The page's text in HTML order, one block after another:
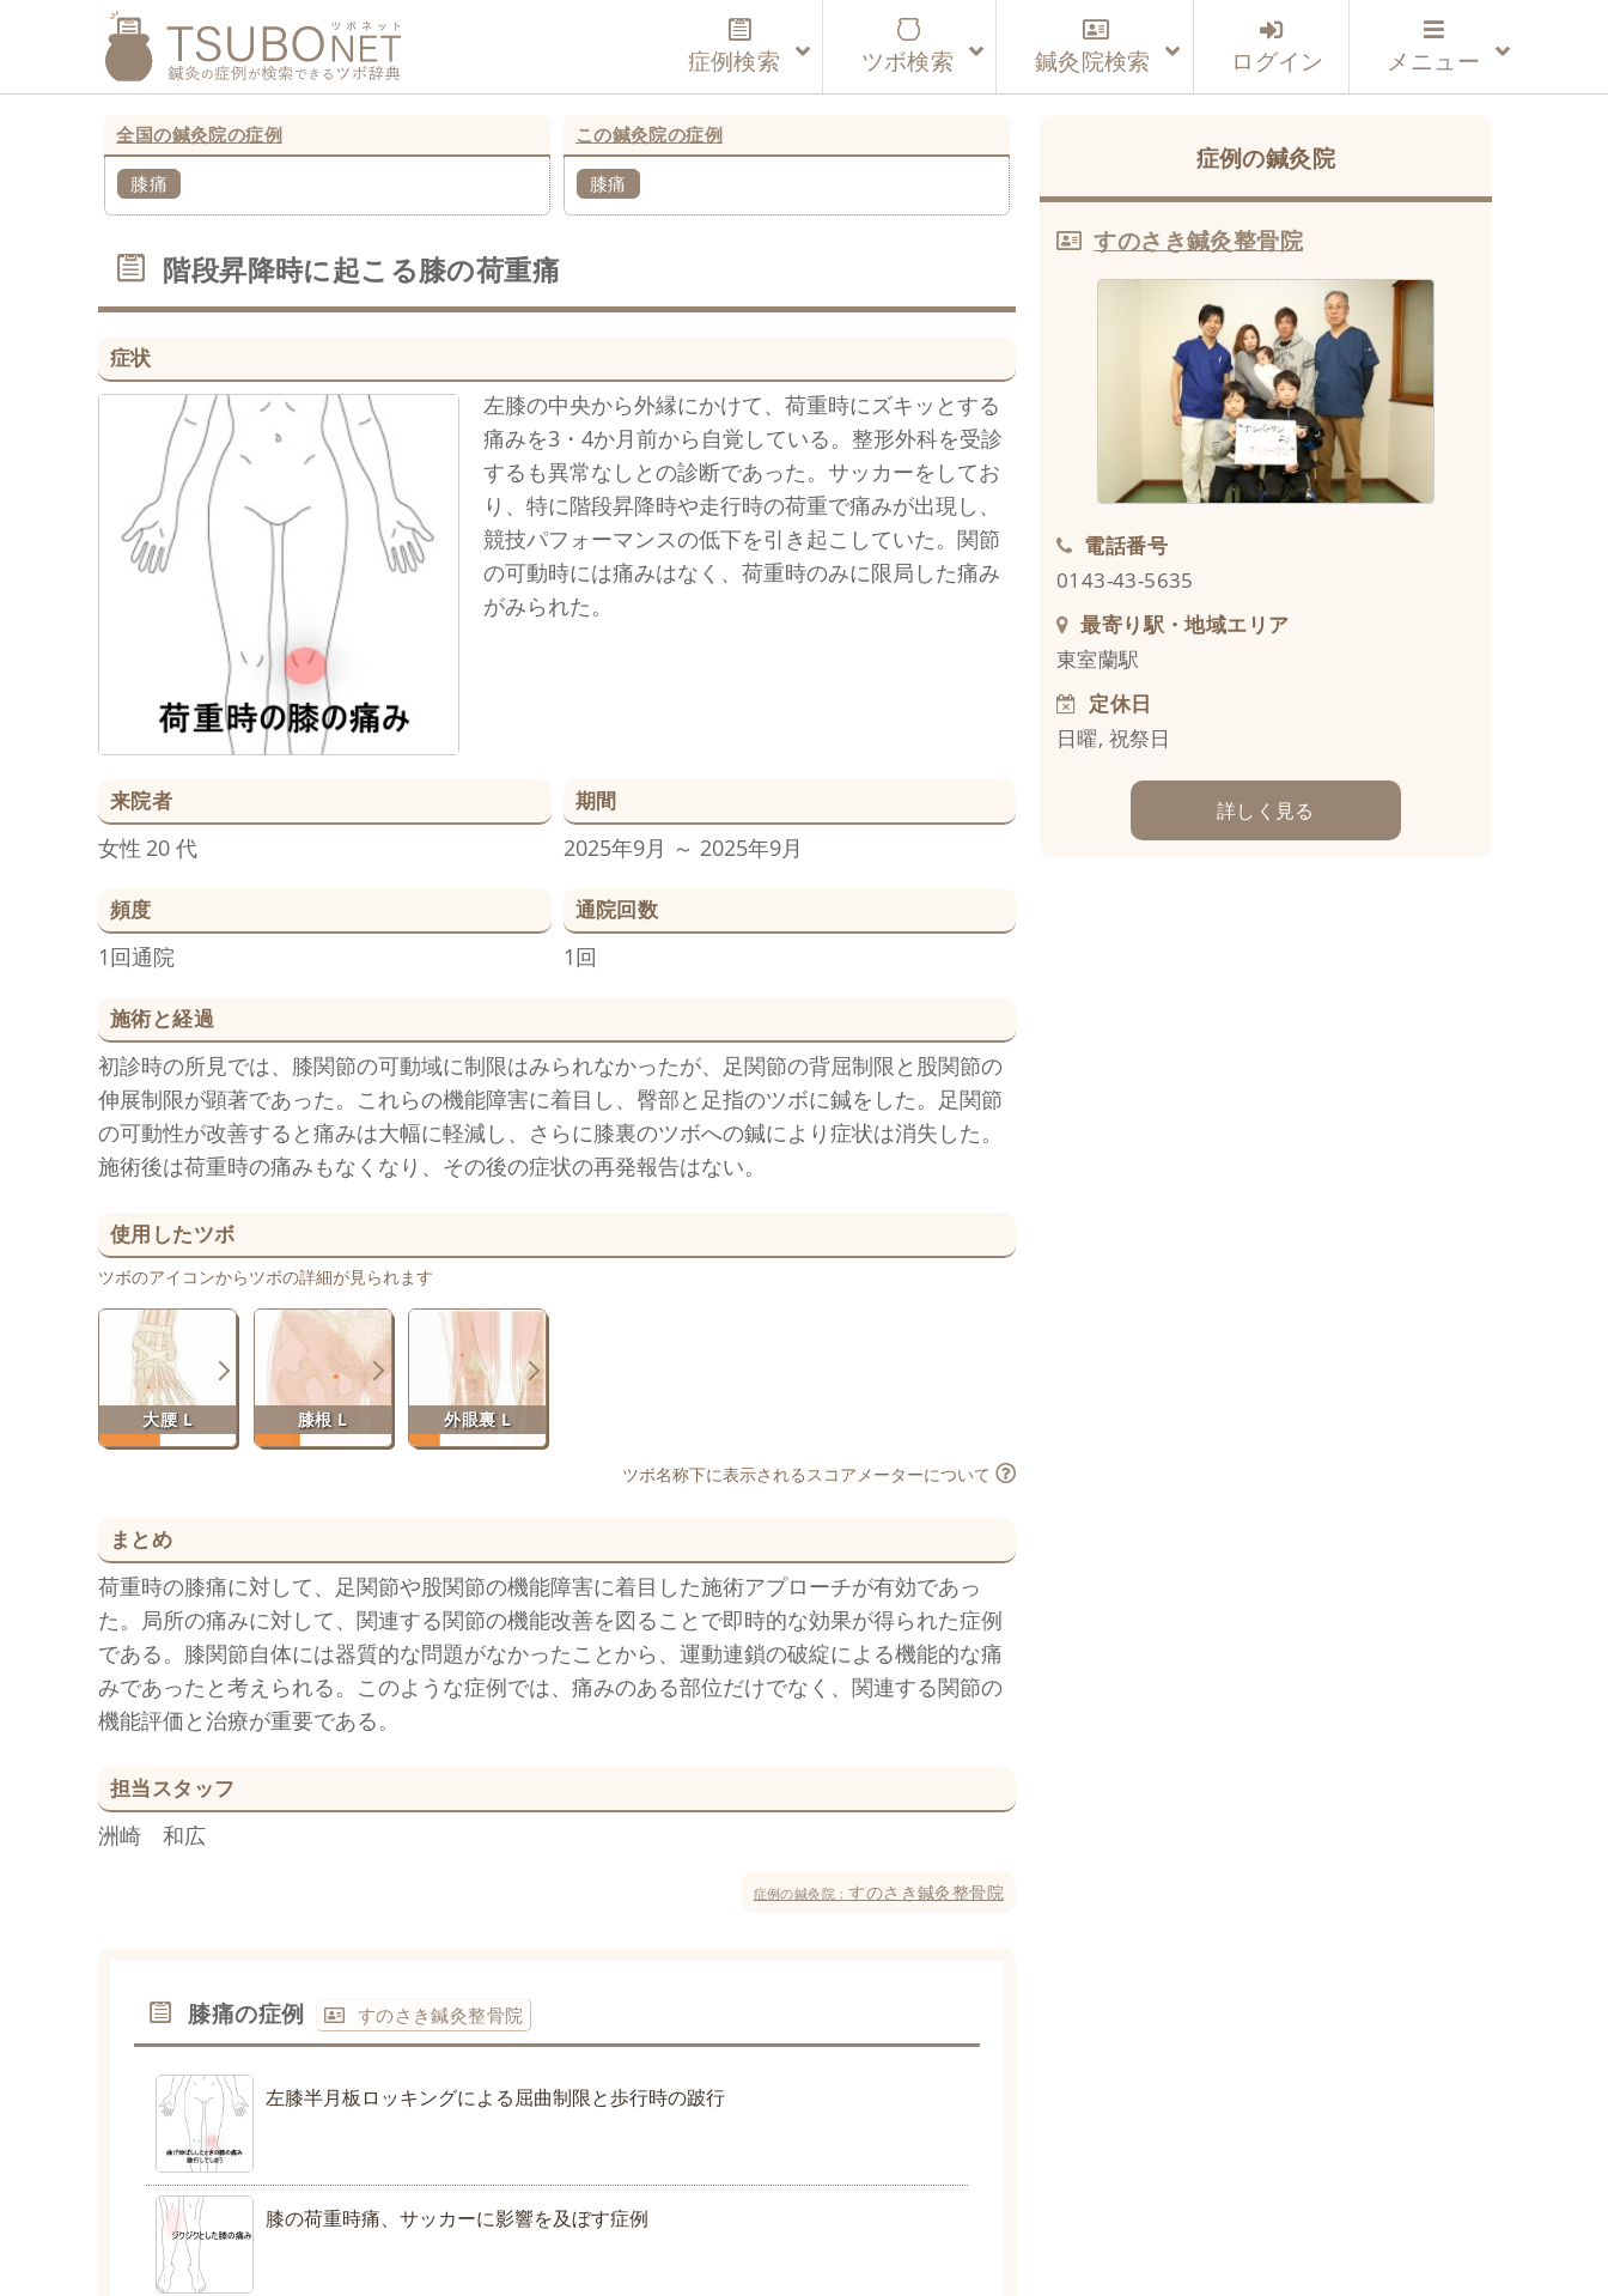
症例検索 ツボ検索 鍼灸院検索 ログイン メニュー
全国の鍼灸院の症例
膝痛
この鍼灸院の症例
膝痛
階段昇降時に起こる膝の荷重痛
症状
左膝の中央から外縁にかけて、荷重時にズキッとする
痛みを3・4か月前から自覚している。整形外科を受診
するも異常なしとの診断であった。サッカーをしてお
り、特に階段昇降時や走行時の荷重で痛みが出現し、
競技パフォーマンスの低下を引き起こしていた。関節
の可動時には痛みはなく、荷重時のみに限局した痛み
がみられた。
来院者
女性 20 代
期間
2025年9月 ～ 2025年9月
頻度
1回通院
通院回数
1回
施術と経過
初診時の所見では、膝関節の可動域に制限はみられなかったが、足関節の背屈制限と股関節の
伸展制限が顕著であった。これらの機能障害に着目し、臀部と足指のツボに鍼をした。足関節
の可動性が改善すると痛みは大幅に軽減し、さらに膝裏のツボへの鍼により症状は消失した。
施術後は荷重時の痛みもなくなり、その後の症状の再発報告はない。
使用したツボ
ツボのアイコンからツボの詳細が見られます
大腰 L 膝根 L 外眼裏 L
ツボ名称下に表示されるスコアメーターについて
まとめ
荷重時の膝痛に対して、足関節や股関節の機能障害に着目した施術アプローチが有効であっ
た。局所の痛みに対して、関連する関節の機能改善を図ることで即時的な効果が得られた症例
である。膝関節自体には器質的な問題がなかったことから、運動連鎖の破綻による機能的な痛
みであったと考えられる。このような症例では、痛みのある部位だけでなく、関連する関節の
機能評価と治療が重要である。
担当スタッフ
洲崎 和広
症例の鍼灸院：すのさき鍼灸整骨院
膝痛の症例 すのさき鍼灸整骨院
左膝半月板ロッキングによる屈曲制限と歩行時の跛行
膝の荷重時痛、サッカーに影響を及ぼす症例
症例の鍼灸院
すのさき鍼灸整骨院
電話番号
0143-43-5635
最寄り駅・地域エリア
東室蘭駅
定休日
日曜, 祝祭日
詳しく見る